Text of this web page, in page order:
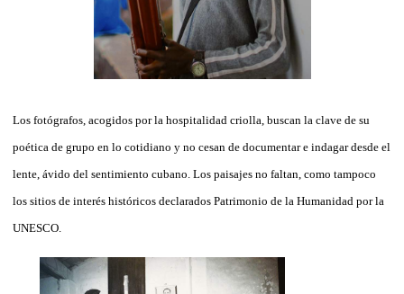
Los fotógrafos, acogidos por la hospitalidad criolla, buscan la clave de su
poética de grupo en lo cotidiano y no cesan de documentar e indagar desde el
lente, ávido del sentimiento cubano. Los paisajes no faltan, como tampoco
los sitios de interés históricos declarados Patrimonio de la Humanidad por la
UNESCO.